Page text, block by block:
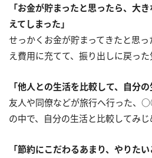
「お金が貯まったと思ったら、大
えてしまった」
せっかくお金が貯まってきたと思
え費用に充てて、振り出しに戻った
「他人との生活を比較して、自分
友人や同僚などが旅行へ行った、
の中で、自分の生活と比較してみじ
「節約にこだわるあまり、やりた